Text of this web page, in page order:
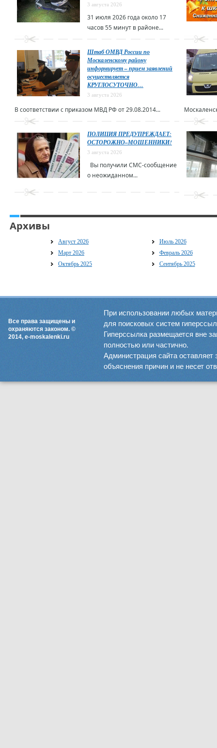
3 августа 2026
31 июля 2026 года около 17
часов 55 минут в районе...
Штаб ОМВД России по
Москаленскому району
информирует – прием заявлений
осуществляется
КРУГЛОСУТОЧНО…
3 августа 2026
В соответствии с приказом МВД РФ от 29.08.2014...
ПОЛИЦИЯ ПРЕДУПРЕЖДАЕТ:
ОСТОРОЖНО–МОШЕННИКИ!
3 августа 2026
Вы получили СМС-сообщение
о неожиданном...
Архивы
Август 2026
Июль 2026
Март 2026
Февраль 2026
Октябрь 2025
Сентябрь 2025
Все права защищены и
охраняются законом. ©
2014, e-moskalenki.ru
При использовании любых
для поисковых систем
Гиперссылка размещается вне
полностью или частично.
Администрация сайта оставляет
объяснения причин и не несет